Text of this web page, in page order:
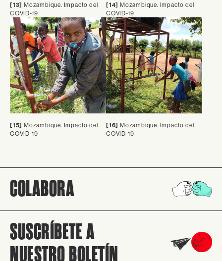
[13] Mozambique. Impacto del
COVID-19
[14] Mozambique. Impacto del
COVID-19
[15] Mozambique. Impacto del
COVID-19
[16] Mozambique. Impacto del
COVID-19
COLABORA
SUSCRÍBETE A
NUESTRO BOLETÍN